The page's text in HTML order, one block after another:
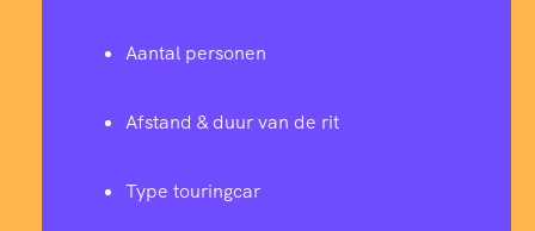
Aantal personen
Afstand & duur van de rit
Type touringcar